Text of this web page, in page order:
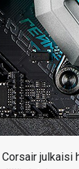
julkaisi